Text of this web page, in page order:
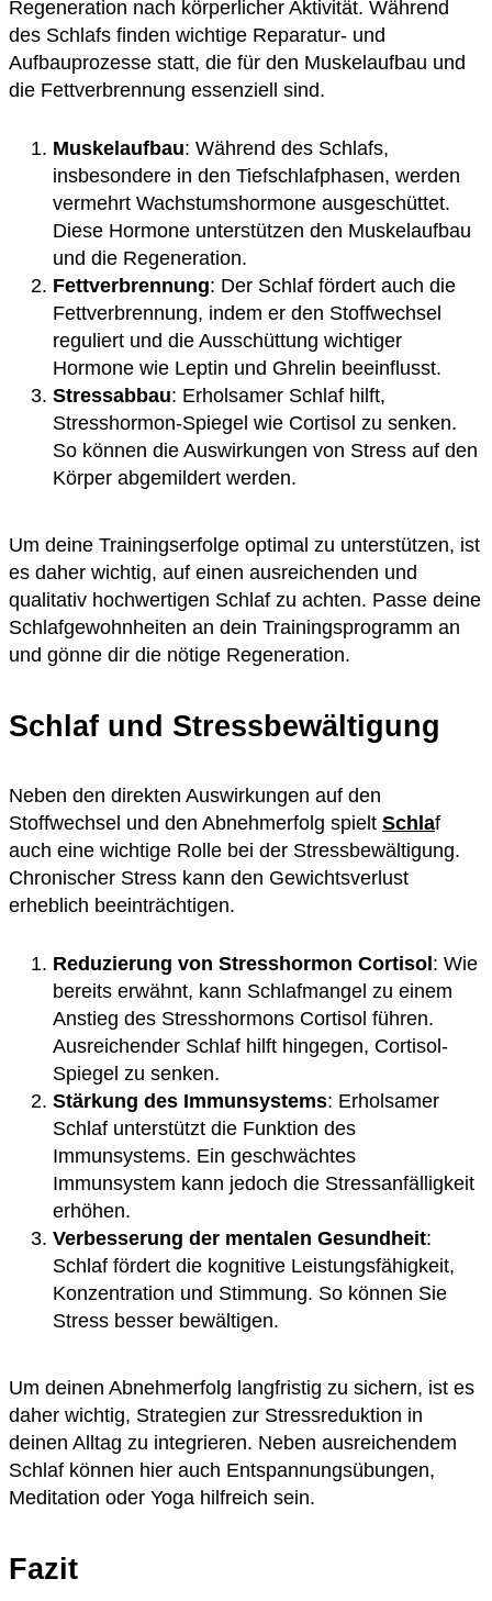
Regeneration nach körperlicher Aktivität. Während
des Schlafs finden wichtige Reparatur- und
Aufbauprozesse statt, die für den Muskelaufbau und
die Fettverbrennung essenziell sind.
Muskelaufbau: Während des Schlafs,
insbesondere in den Tiefschlafphasen, werden
vermehrt Wachstumshormone ausgeschüttet.
Diese Hormone unterstützen den Muskelaufbau
und die Regeneration.
Fettverbrennung: Der Schlaf fördert auch die
Fettverbrennung, indem er den Stoffwechsel
reguliert und die Ausschüttung wichtiger
Hormone wie Leptin und Ghrelin beeinflusst.
Stressabbau: Erholsamer Schlaf hilft,
Stresshormon-Spiegel wie Cortisol zu senken.
So können die Auswirkungen von Stress auf den
Körper abgemildert werden.
Um deine Trainingserfolge optimal zu unterstützen, ist
es daher wichtig, auf einen ausreichenden und
qualitativ hochwertigen Schlaf zu achten. Passe deine
Schlafgewohnheiten an dein Trainingsprogramm an
und gönne dir die nötige Regeneration.
Schlaf und Stressbewältigung
Neben den direkten Auswirkungen auf den
Stoffwechsel und den Abnehmerfolg spielt Schlaf
auch eine wichtige Rolle bei der Stressbewältigung.
Chronischer Stress kann den Gewichtsverlust
erheblich beeinträchtigen.
Reduzierung von Stresshormon Cortisol : Wie
bereits erwähnt, kann Schlafmangel zu einem
Anstieg des Stresshormons Cortisol führen.
Ausreichender Schlaf hilft hingegen, Cortisol-
Spiegel zu senken.
Stärkung des Immunsystems: Erholsamer
Schlaf unterstützt die Funktion des
Immunsystems. Ein geschwächtes
Immunsystem kann jedoch die Stressanfälligkeit
erhöhen.
Verbesserung der mentalen Gesundheit:
Schlaf fördert die kognitive Leistungsfähigkeit,
Konzentration und Stimmung. So können Sie
Stress besser bewältigen.
Um deinen Abnehmerfolg langfristig zu sichern, ist es
daher wichtig, Strategien zur Stressreduktion in
deinen Alltag zu integrieren. Neben ausreichendem
Schlaf können hier auch Entspannungsübungen,
Meditation oder Yoga hilfreich sein.
Fazit